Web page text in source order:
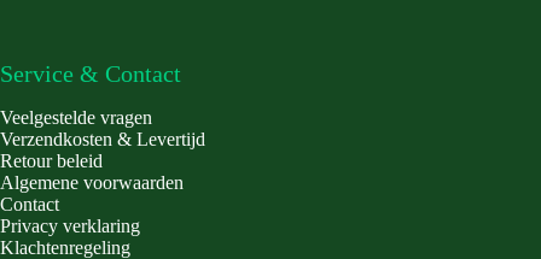
Service & Contact
Veelgestelde vragen
Verzendkosten & Levertijd
Retour beleid
Algemene voorwaarden
Contact
Privacy verklaring
Klachtenregeling